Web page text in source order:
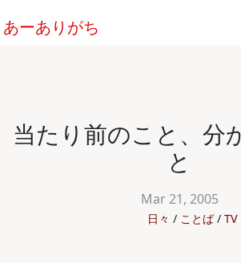
あーありがち
当たり前のこと、分
と
Mar 21, 2005
日々 ことば TV